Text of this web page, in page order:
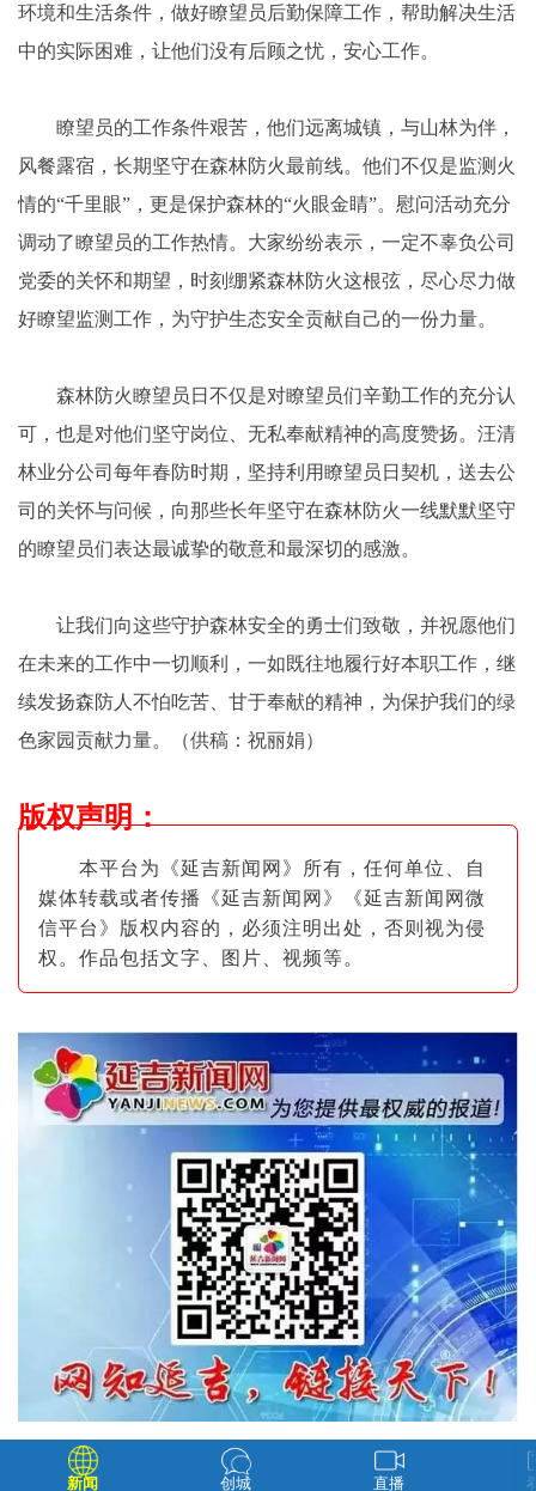
环境和生活条件，做好瞭望员后勤保障工作，帮助解决生活
中的实际困难，让他们没有后顾之忧，安心工作。
瞭望员的工作条件艰苦，他们远离城镇，与山林为伴，
风餐露宿，长期坚守在森林防火最前线。他们不仅是监测火
情的“千里眼”，更是保护森林的“火眼金睛”。慰问活动充分
调动了瞭望员的工作热情。大家纷纷表示，一定不辜负公司
党委的关怀和期望，时刻绷紧森林防火这根弦，尽心尽力做
好瞭望监测工作，为守护生态安全贡献自己的一份力量。
森林防火瞭望员日不仅是对瞭望员们辛勤工作的充分认
可，也是对他们坚守岗位、无私奉献精神的高度赞扬。汪清
林业分公司每年春防时期，坚持利用瞭望员日契机，送去公
司的关怀与问候，向那些长年坚守在森林防火一线默默坚守
的瞭望员们表达最诚挚的敬意和最深切的感激。
让我们向这些守护森林安全的勇士们致敬，并祝愿他们
在未来的工作中一切顺利，一如既往地履行好本职工作，继
续发扬森防人不怕吃苦、甘于奉献的精神，为保护我们的绿
色家园贡献力量。（供稿：祝丽娟）
版权声明：
本平台为《延吉新闻网》所有，任何单位、自
媒体转载或者传播《延吉新闻网》《延吉新闻网微
信平台》版权内容的，必须注明出处，否则视为侵
权。作品包括文字、图片 、视频等。
新闻 创城 直播